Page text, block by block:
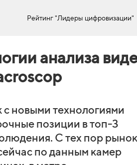
Рейтинг "Лидеры цифровизации"
анализа
новыми технологиями
позиции в топ-3
С тех пор рынок
по данным камер